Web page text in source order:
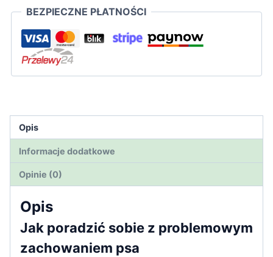
BEZPIECZNE PŁATNOŚCI
Opis
Informacje dodatkowe
Opinie (0)
Opis
Jak poradzić sobie z problemowym
zachowaniem psa